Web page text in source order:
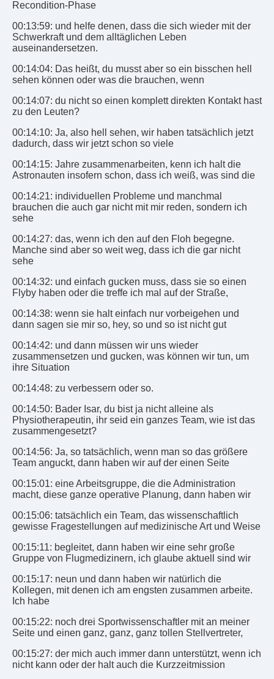
Recondition-Phase
00:13:59: und helfe denen, dass die sich wieder mit der
Schwerkraft und dem alltäglichen Leben
auseinandersetzen.
00:14:04: Das heißt, du musst aber so ein bisschen hell
sehen können oder was die brauchen, wenn
00:14:07: du nicht so einen komplett direkten Kontakt hast
zu den Leuten?
00:14:10: Ja, also hell sehen, wir haben tatsächlich jetzt
dadurch, dass wir jetzt schon so viele
00:14:15: Jahre zusammenarbeiten, kenn ich halt die
Astronauten insofern schon, dass ich weiß, was sind die
00:14:21: individuellen Probleme und manchmal
brauchen die auch gar nicht mit mir reden, sondern ich
sehe
00:14:27: das, wenn ich den auf den Floh begegne.
Manche sind aber so weit weg, dass ich die gar nicht
sehe
00:14:32: und einfach gucken muss, dass sie so einen
Flyby haben oder die treffe ich mal auf der Straße,
00:14:38: wenn sie halt einfach nur vorbeigehen und
dann sagen sie mir so, hey, so und so ist nicht gut
00:14:42: und dann müssen wir uns wieder
zusammensetzen und gucken, was können wir tun, um
ihre Situation
00:14:48: zu verbessern oder so.
00:14:50: Bader Isar, du bist ja nicht alleine als
Physiotherapeutin, ihr seid ein ganzes Team, wie ist das
zusammengesetzt?
00:14:56: Ja, so tatsächlich, wenn man so das größere
Team anguckt, dann haben wir auf der einen Seite
00:15:01: eine Arbeitsgruppe, die die Administration
macht, diese ganze operative Planung, dann haben wir
00:15:06: tatsächlich ein Team, das wissenschaftlich
gewisse Fragestellungen auf medizinische Art und Weise
00:15:11: begleitet, dann haben wir eine sehr große
Gruppe von Flugmedizinern, ich glaube aktuell sind wir
00:15:17: neun und dann haben wir natürlich die
Kollegen, mit denen ich am engsten zusammen arbeite.
Ich habe
00:15:22: noch drei Sportwissenschaftler mit an meiner
Seite und einen ganz, ganz, ganz tollen Stellvertreter,
00:15:27: der mich auch immer dann unterstützt, wenn ich
nicht kann oder der halt auch die Kurzzeitmission